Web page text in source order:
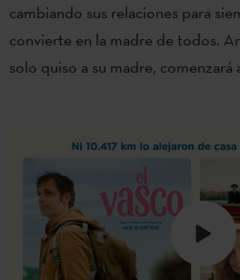
cambiando sus relaciones para
convierte en la madre de todos.
solo quiso a su madre, comenzará